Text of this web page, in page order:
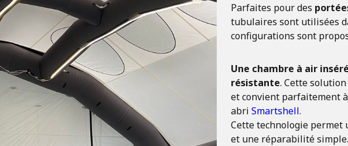
Parfaites pour des
tubulaires sont utilisées
configurations sont
Une chambre à air
résistante. Cette
et convient parfaitement
abri Smartshell.
Cette technologie permet
et une réparabilité simple.